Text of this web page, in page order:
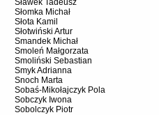
Sławek Tadeusz
Słomka Michał
Słota Kamil
Słotwiński Artur
Smandek Michał
Smoleń Małgorzata
Smoliński Sebastian
Smyk Adrianna
Snoch Marta
Sobaś-Mikołajczyk Pola
Sobczyk Iwona
Sobolczyk Piotr